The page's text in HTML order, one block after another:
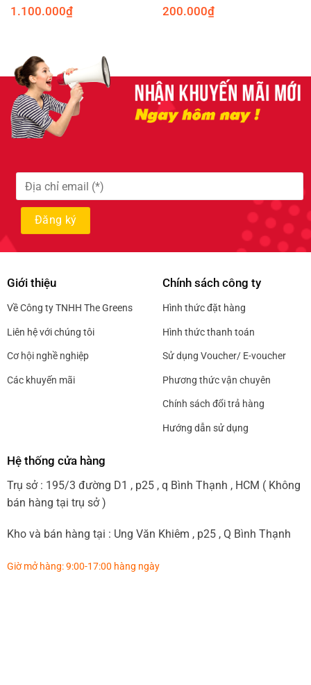
1.100.000₫ 200.000₫
Giới thiệu
Về Công ty TNHH The Greens
Liên hệ với chúng tôi
Cơ hội nghề nghiệp
Các khuyến mãi
Chính sách công ty
Hình thức đặt hàng
Hình thức thanh toán
Sử dụng Voucher/ E-voucher
Phương thức vận chuyên
Chính sách đổi trả hàng
Hướng dẫn sử dụng
Hệ thống cửa hàng
Trụ sở : 195/3 đường D1 , p25 , q Bình Thạnh , HCM ( Không
bán hàng tại trụ sở )
Kho và bán hàng tại : Ung Văn Khiêm , p25 , Q Bình Thạnh
Giờ mở hàng: 9:00-17:00 hàng ngày